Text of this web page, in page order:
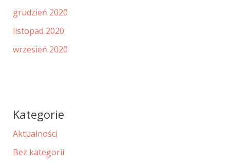
grudzień 2020
listopad 2020
wrzesień 2020
Kategorie
Aktualności
Bez kategorii